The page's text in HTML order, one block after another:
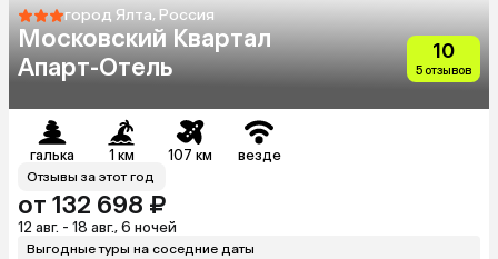
город Ялта, Россия
Московский Квартал
Апарт-Отель
10
5 отзывов
галька 1 км 107 км везде
Отзывы за этот год
от 132 698 ₽
12 авг. - 18 авг., 6 ночей
Выгодные туры на соседние даты